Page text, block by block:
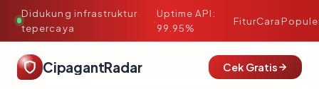
Didukung infrastruktur
tepercaya
·
Uptime API:
99.95%
FiturCara
CipagantRadar Cek Gratis